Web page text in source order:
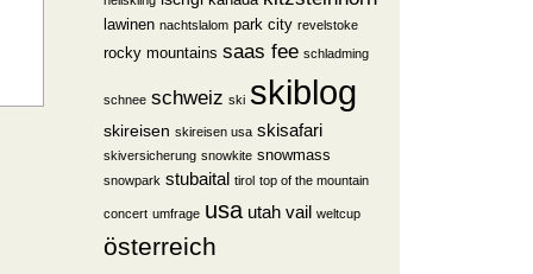
lawinen nachtslalom park city revelstoke
rocky mountains saas fee schladming
schnee schweiz ski skiblog
skireisen skireisen usa skisafari
skiversicherung snowkite snowmass
snowpark stubaital tirol top of the mountain
concert umfrage usa utah vail weltcup
österreich